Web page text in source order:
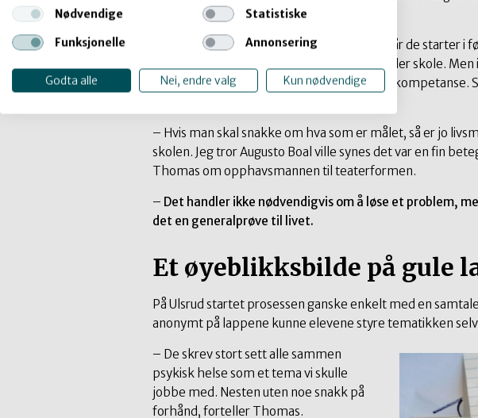
godt som de gjør.
– Ikke alle har hatt Ulsrud som førstevalg når de starter
mange elever bytter klasse, programfag, eller skole.
barne- og ungdomsarbeiderfag med studiekompetanse.
– Hvis man skal snakke om hva som er målet, så er jo
skolen. Jeg tror Augusto Boal ville synes det var en fin
Thomas om opphavsmannen til teaterformen.
– Det handler ikke nødvendigvis om å løse et problem,
det en generalprøve til livet.
Et øyeblikksbilde på gule
På Ulsrud startet prosessen ganske enkelt med en
anonymt på lappene kunne elevene styre tematikken
– De skrev stort sett alle sammen
psykisk helse som et tema vi skulle
jobbe med. Nesten uten noe snakk på
forhånd, forteller Thomas.
Nødvendige
Statistiske
Funksjonelle
Annonsering
Godta alle Nei, endre valg Kun nødvendige